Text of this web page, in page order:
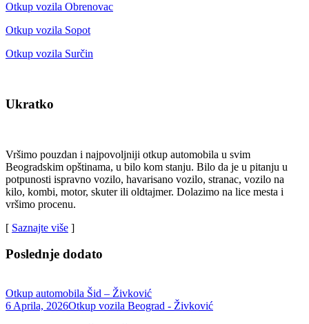
Otkup vozila Obrenovac
Otkup vozila Sopot
Otkup vozila Surčin
Ukratko
Vršimo pouzdan i najpovoljniji otkup automobila u svim
Beogradskim opštinama, u bilo kom stanju. Bilo da je u pitanju u
potpunosti ispravno vozilo, havarisano vozilo, stranac, vozilo na
kilo, kombi, motor, skuter ili oldtajmer. Dolazimo na lice mesta i
vršimo procenu.
[ Saznajte više ]
Poslednje dodato
Otkup automobila Šid – Živković
6 Aprila, 2026Otkup vozila Beograd - Živković